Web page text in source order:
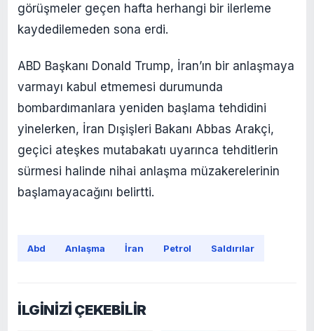
görüşmeler geçen hafta herhangi bir ilerleme
kaydedilemeden sona erdi.
ABD Başkanı Donald Trump, İran’ın bir anlaşmaya
varmayı kabul etmemesi durumunda
bombardımanlara yeniden başlama tehdidini
yinelerken, İran Dışişleri Bakanı Abbas Arakçi,
geçici ateşkes mutabakatı uyarınca tehditlerin
sürmesi halinde nihai anlaşma müzakerelerinin
başlamayacağını belirtti.
Abd Anlaşma İran Petrol Saldırılar
İLGİNİZİ ÇEKEBİLİR